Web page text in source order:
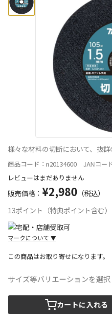
様々な材料の切断において、抜
商品コード：n20134600 JANコー
レビューはまだありません
販売価格： ¥2,980 （税込）
13ポイント（特典ポイント含む）
マークについて ▼
宅配や店舗受取を選択
店舗のみで受取でき
この商品はお取り寄せになります。
サイズ等バリエーションを選択
カートに入れる